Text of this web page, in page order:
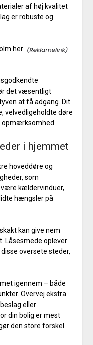
af høj kvalitet
er robuste og
her
det væsentligt
at få adgang. Dit
velvedligeholdte døre
opmærksomhed.
i hjemmet
hoveddøre og
som
kældervinduer,
hængsler på
kan give nem
Låsesmede oplever
oversete steder,
igennem – både
Overvej ekstra
eller
din bolig er mest
den store forskel